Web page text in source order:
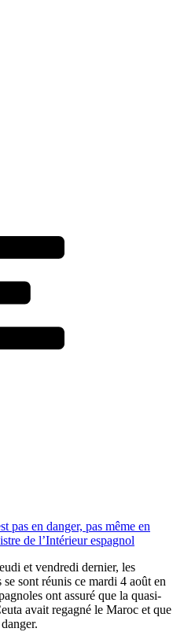
pas en danger, pas même en
de l’Intérieur espagnol
et vendredi dernier, les
sont réunis ce mardi 4 août en
ont assuré que la quasi-
avait regagné le Maroc et que